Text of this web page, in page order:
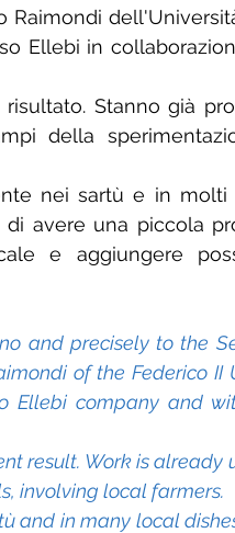
Raimondi
Ellebi in
Stanno già
della
nei sartù e in
avere una piccola
e aggiungere
and precisely to the
of the Federico II
Ellebi company and
result. Work is already
involving local farmers.
and in many local